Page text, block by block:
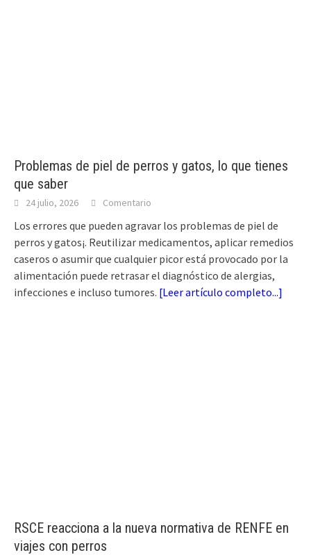
Problemas de piel de perros y gatos, lo que tienes
que saber
24 julio, 2026 Comentario
Los errores que pueden agravar los problemas de piel de
perros y gatos¡. Reutilizar medicamentos, aplicar remedios
caseros o asumir que cualquier picor está provocado por la
alimentación puede retrasar el diagnóstico de alergias,
infecciones e incluso tumores. [Leer artículo completo...]
RSCE reacciona a la nueva normativa de RENFE en
viajes con perros